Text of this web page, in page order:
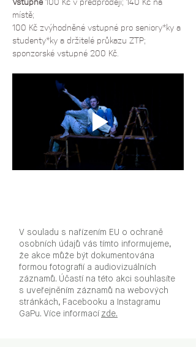
Vstupné 100 Kč v předprodeji; 140 Kč na
místě;
100 Kč zvýhodněné vstupné pro seniory*ky a
studenty*ky a držitelé průkazu ZTP;
sponzorské vstupné 200 Kč.
V souladu s nařízením EU o ochraně
osobních údajů vás tímto informujeme,
že akce může být dokumentována
formou fotografií a audiovizuálních
záznamů. Účastí na této akci souhlasíte
s uveřejněním záznamů na webových
stránkách, Facebooku a Instagramu
GaPu. Více informací zde.